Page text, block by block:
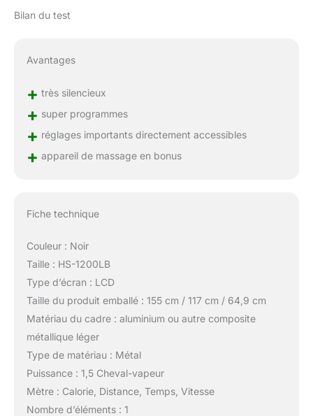
Bilan du test
Avantages
+ très silencieux
+ super programmes
+ réglages importants directement accessibles
+ appareil de massage en bonus
Fiche technique
Couleur : Noir
Taille : HS-1200LB
Type d’écran : LCD
Taille du produit emballé : 155 cm / 117 cm / 64,9 cm
Matériau du cadre : aluminium ou autre composite
métallique léger
Type de matériau : Métal
Puissance : 1,5 Cheval-vapeur
Mètre : Calorie, Distance, Temps, Vitesse
Nombre d’éléments : 1